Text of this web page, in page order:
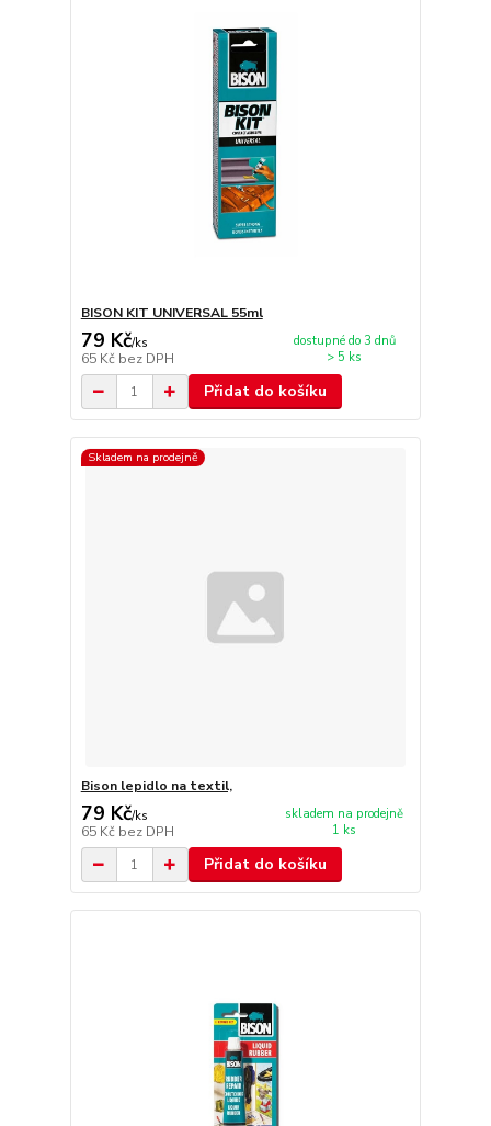
BISON KIT UNIVERSAL 55ml
79 Kč/ks
65 Kč bez DPH
dostupné do 3 dnů
> 5 ks
Přidat do košíku
Skladem na prodejně
Bison lepidlo na textil,
79 Kč/ks
65 Kč bez DPH
skladem na prodejně
1 ks
Přidat do košíku